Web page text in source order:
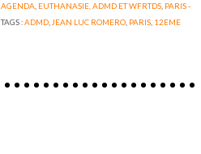
AGENDA EUTHANASIE, ADMD ET WFRTDS, PARIS -
TAGS :ADMD JEAN LUC ROMERO PARIS 12EME